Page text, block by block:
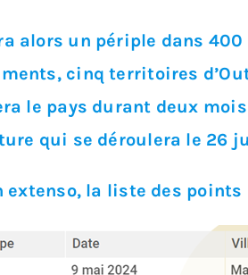
alors un périple dans
cinq territoires
le pays durant deux
qui se déroulera le 26
extenso, la liste des